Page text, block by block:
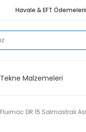
Havale & EFT
Tekne Malzemeleri
Fluimac DR 15 Salmastralı